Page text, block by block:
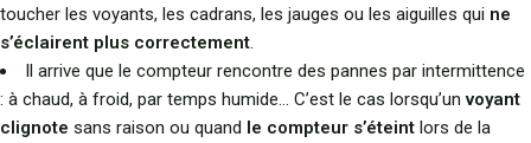
toucher les voyants, les cadrans, les jauges ou les aiguilles qui ne
s’éclairent plus correctement.
Il arrive que le compteur rencontre des pannes par intermittence
: à chaud, à froid, par temps humide… C’est le cas lorsqu’unvoyant
clignote sans raison ou quand le compteur s’éteint lors de la